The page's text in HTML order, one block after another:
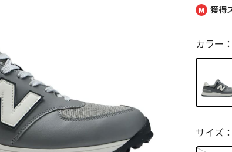
獲得
カラー
サイズ